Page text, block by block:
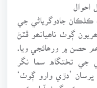
احوال
جادوگرياڻي جي
ڳوٺ ناھيانھو ڦٽڻ
حصن ۾ ورھائجي ويا.
جي تختگاه سما نگر
ڀرسان ’دڙي وارو ڳوٺ‘
جيڪو ڳوٺ آباد ڪيو